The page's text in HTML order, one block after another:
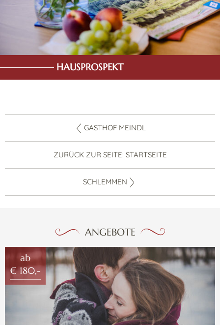
HAUSPROSPEKT
GASTHOF MEINDL
ZURÜCK ZUR SEITE: STARTSEITE
SCHLEMMEN
ANGEBOTE
ab
€ 180,-